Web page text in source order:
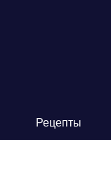
Рецепты